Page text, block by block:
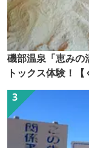
磯部温泉「恵みの
トックス体験！